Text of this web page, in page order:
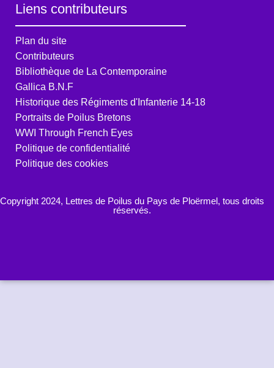
Liens contributeurs
Plan du site
Contributeurs
Bibliothèque de La Contemporaine
Gallica B.N.F
Historique des Régiments d'Infanterie 14-18
Portraits de Poilus Bretons
WWI Through French Eyes
Politique de confidentialité
Politique des cookies
Copyright 2024, Lettres de Poilus du Pays de Ploërmel, tous droits
réservés.